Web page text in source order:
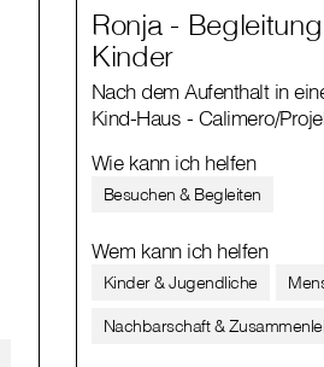
Ronja -
Kinder
Nach dem Aufenthalt in
Kind-Haus - Calimero/
Wie kann ich helfen
Besuchen & Begleiten
Wem kann ich helfen
Kinder & Jugendliche
Nachbarschaft &